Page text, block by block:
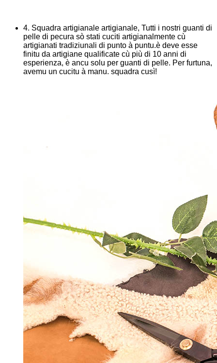
4. Squadra artigianale artigianale, Tutti i nostri guanti di
pelle di pecura sò stati cuciti artigianalmente cù
artigianati tradiziunali di punto à puntu.è deve esse
finitu da artigiane qualificate cù più di 10 anni di
esperienza, è ancu solu per guanti di pelle. Per furtuna,
avemu un cucitu à manu. squadra cusì!